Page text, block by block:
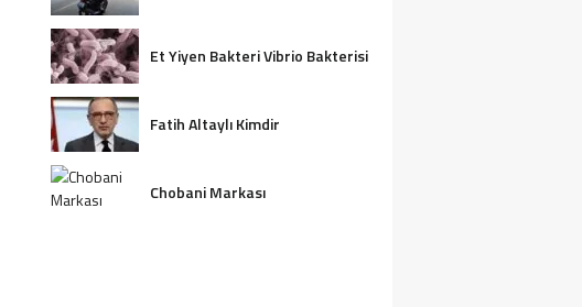
Et Yiyen Bakteri Vibrio Bakterisi
Fatih Altaylı Kimdir
Chobani Markası